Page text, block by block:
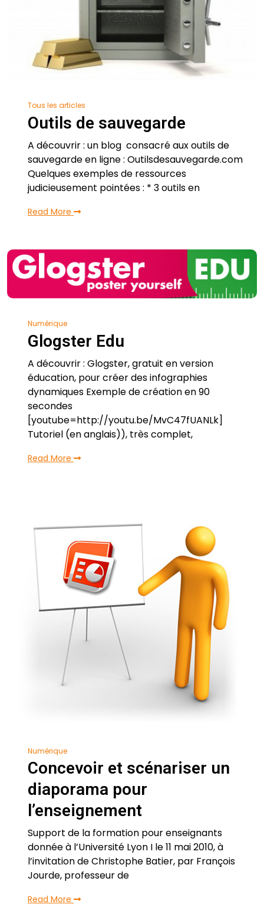
Tous les articles
Outils de sauvegarde
A découvrir : un blog consacré aux outils de
sauvegarde en ligne : Outilsdesauvegarde.com
Quelques exemples de ressources
judicieusement pointées : * 3 outils en
Read More
Numérique
Glogster Edu
A découvrir : Glogster, gratuit en version
éducation, pour créer des infographies
dynamiques Exemple de création en 90
secondes
[youtube=http://youtu.be/MvC47fUANLk]
Tutoriel (en anglais)), très complet,
Read More
Numérique
Concevoir et scénariser un
diaporama pour
l’enseignement
Support de la formation pour enseignants
donnée à l’Université Lyon I le 11 mai 2010, à
l’invitation de Christophe Batier, par François
Jourde, professeur de
Read More